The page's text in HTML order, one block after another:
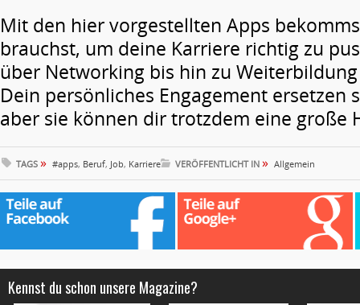
Mit den hier vorgestellten Apps
brauchst, um deine Karriere richtig zu
über Networking bis hin zu
Dein persönliches Engagement ersetzen
aber sie können dir trotzdem eine große
TAGS » #apps, Beruf, Job, Karriere VERÖFFENTLICHT IN » Allgemein
Kennst du schon unsere Magazine?